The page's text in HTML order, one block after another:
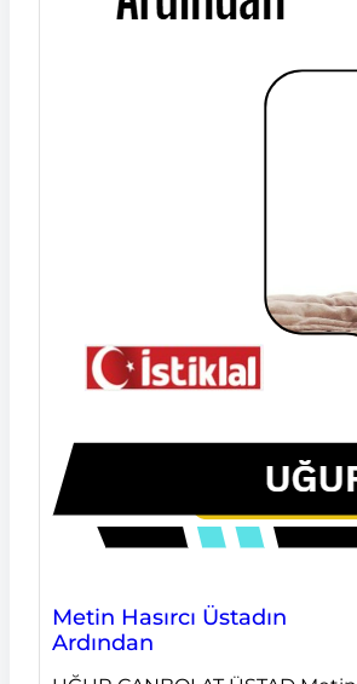
Metin Hasırcı Üstadın
Ardından